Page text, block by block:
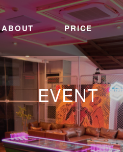
ABOUT PRICE
EVENT